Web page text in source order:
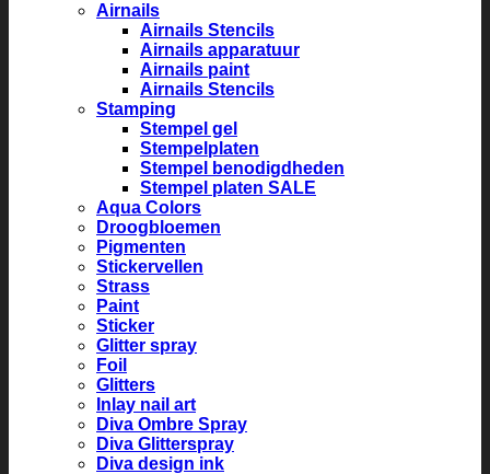
Airnails
Airnails Stencils
Airnails apparatuur
Airnails paint
Airnails Stencils
Stamping
Stempel gel
Stempelplaten
Stempel benodigdheden
Stempel platen SALE
Aqua Colors
Droogbloemen
Pigmenten
Stickervellen
Strass
Paint
Sticker
Glitter spray
Foil
Glitters
Inlay nail art
Diva Ombre Spray
Diva Glitterspray
Diva design ink